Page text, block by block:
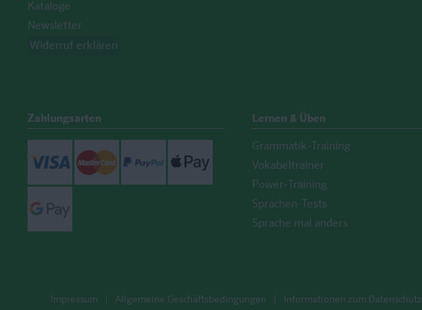
Kataloge
Newsletter
Widerruf erklären
Zahlungsarten
Mastercard
Lernen & Üben
Grammatik-Training
Vokabeltrainer
Power-Training
Sprachen-Tests
Sprache mal anders
Impressum Allgemeine Geschäftsbedingungen Informationen zum Datenschutz